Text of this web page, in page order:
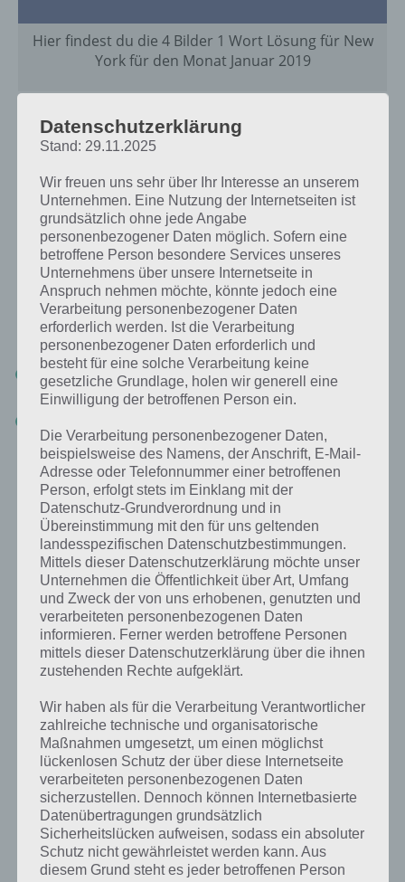
Hier findest du die 4 Bilder 1 Wort Lösung für New
York für den Monat Januar 2019
Lösungen für New York – 1. Januar 2019 bis
Hier die Lösungen für 4 Bilder 1 Wort New York vom 1. Januar 2019
bis 10. Januar 2019. Wenn du mit 4 Bilder 1 Wort erst begonnen hast,
ist die Lösung für das erste tägliche Rätsel “Herz”. Spielst du täglich
die App, dann wirst du nachfolgend stets die korrekte Lösung für
New York finden. Diese ist bei allen Spielern identisch, sodass du
immer die passende 4 Bilder 1 Wort Lösung findest! Im übrigen
bieten wir auch eine umfangreiche Lösung für alle weiteren Level in 4
Bilder 1 Wort an:
Finde die 4 Bilder 1 Wort Lösung über die Eingabe der
Buchstaben: Jetzt Buchstaben eingeben und Lösung finden
beschreibst:Jetzt Bilder beschreiben und Lösung finden!
Tägliches Rätsel New York 4 Bilder 1 Wort Lösung
1.1.19 Zur Lösung
2.1.19 Zur Lösung
3.1.19 Zur Lösung
4.1.19 Zur Lösung
5.1.19 Zur Lösung
6.1.19 Zur Lösung
7.1.19 Zur Lösung
8.1.19 Zur Lösung
9.1.19 Zur Lösung
10.1.19 Zur Lösung
Datenschutzerklärung
Stand: 29.11.2025
Wir freuen uns sehr über Ihr Interesse an unserem
Unternehmen. Eine Nutzung der Internetseiten ist
grundsätzlich ohne jede Angabe
personenbezogener Daten möglich. Sofern eine
betroffene Person besondere Services unseres
Unternehmens über unsere Internetseite in
Anspruch nehmen möchte, könnte jedoch eine
Verarbeitung personenbezogener Daten
erforderlich werden. Ist die Verarbeitung
personenbezogener Daten erforderlich und
besteht für eine solche Verarbeitung keine
gesetzliche Grundlage, holen wir generell eine
Einwilligung der betroffenen Person ein.
Die Verarbeitung personenbezogener Daten,
beispielsweise des Namens, der Anschrift, E-Mail-
Adresse oder Telefonnummer einer betroffenen
Person, erfolgt stets im Einklang mit der
Datenschutz-Grundverordnung und in
Übereinstimmung mit den für uns geltenden
landesspezifischen Datenschutzbestimmungen.
Mittels dieser Datenschutzerklärung möchte unser
Unternehmen die Öffentlichkeit über Art, Umfang
und Zweck der von uns erhobenen, genutzten und
verarbeiteten personenbezogenen Daten
informieren. Ferner werden betroffene Personen
mittels dieser Datenschutzerklärung über die ihnen
zustehenden Rechte aufgeklärt.
Wir haben als für die Verarbeitung Verantwortlicher
zahlreiche technische und organisatorische
Maßnahmen umgesetzt, um einen möglichst
lückenlosen Schutz der über diese Internetseite
verarbeiteten personenbezogenen Daten
sicherzustellen. Dennoch können Internetbasierte
Datenübertragungen grundsätzlich
Sicherheitslücken aufweisen, sodass ein absoluter
Schutz nicht gewährleistet werden kann. Aus
diesem Grund steht es jeder betroffenen Person